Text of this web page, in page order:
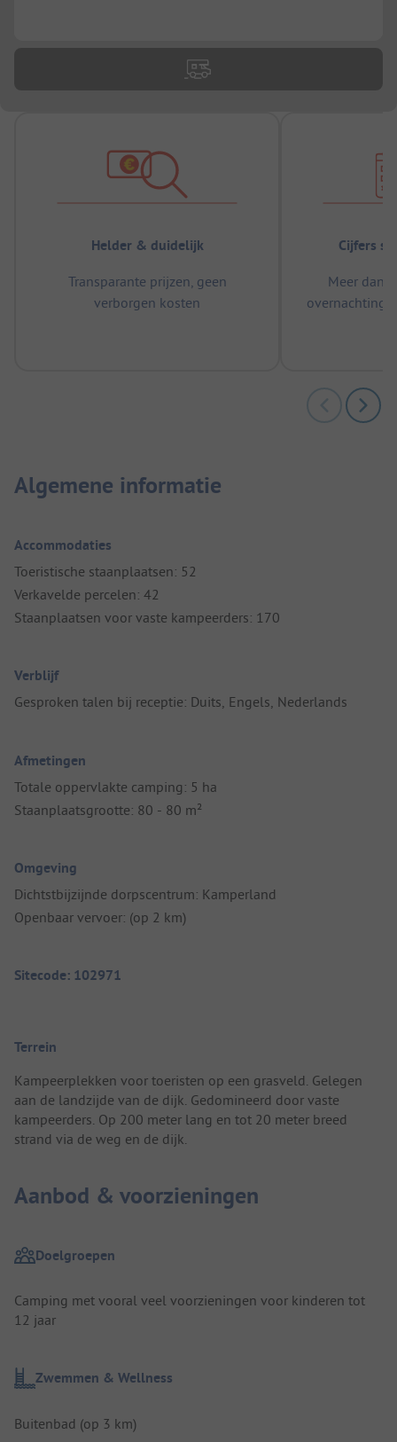
Helder & duidelijk
Transparante prijzen, geen
verborgen kosten
Cijfers
Meer dan
Algemene informatie
Accommodaties
Toeristische staanplaatsen: 52
Verkavelde percelen: 42
Staanplaatsen voor vaste kampeerders: 170
Verblijf
Gesproken talen bij receptie: Duits, Engels, Nederlands
Afmetingen
Totale oppervlakte camping: 5 ha
Staanplaatsgrootte: 80 - 80 m²
Omgeving
Dichtstbijzijnde dorpscentrum: Kamperland
Openbaar vervoer: (op 2 km)
Sitecode: 102971
Terrein
Kampeerplekken voor toeristen op een grasveld. Gelegen
aan de landzijde van de dijk. Gedomineerd door vaste
kampeerders. Op 200 meter lang en tot 20 meter breed
strand via de weg en de dijk.
Aanbod & voorzieningen
Doelgroepen
Camping met vooral veel voorzieningen voor kinderen tot
12 jaar
Zwemmen & Wellness
Buitenbad (op 3 km)